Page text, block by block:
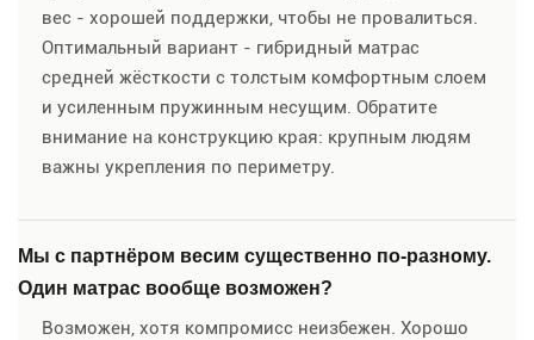
вес - хорошей поддержки, чтобы не провалиться.
Оптимальный вариант - гибридный матрас
средней жёсткости с толстым комфортным слоем
и усиленным пружинным несущим. Обратите
внимание на конструкцию края: крупным людям
важны укрепления по периметру.
Мы с партнёром весим существенно по-разному.
Один матрас вообще возможен?
Возможен, хотя компромисс неизбежен. Хорошо